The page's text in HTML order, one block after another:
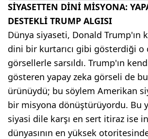
SİYASETTEN DİNİ MİSYONA:
DESTEKLİ TRUMP ALGISI
Dünya siyaseti, Donald Trump'ın
dini bir kurtarıcı gibi gösterdiği o
görsellerle sarsıldı. Trump'ın
gösteren yapay zeka görseli de
ürünüydü; bu söylem Amerikan
bir misyona dönüştürüyordu. Bu
siyasi dile karşı en sert itiraz ise
dünyasının en yüksek